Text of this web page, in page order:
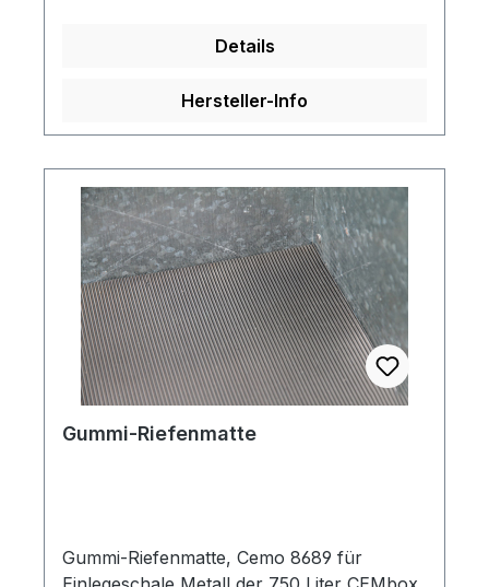
Details
Hersteller-Info
Gummi-Riefenmatte
Gummi-Riefenmatte, Cemo 8689 für